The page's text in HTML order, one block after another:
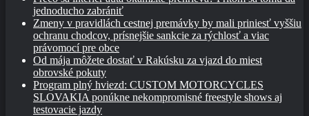
jednoducho zabrániť
Zmeny v pravidlách cestnej premávky by mali priniesť vyššiu
ochranu chodcov, prísnejšie sankcie za rýchlosť a viac
právomocí pre obce
Od mája môžete dostať v Rakúsku za vjazd do miest
obrovské pokuty
Program plný hviezd: CUSTOM MOTORCYCLES
SLOVAKIA ponúkne nekompromisné freestyle shows aj
testovacie jazdy